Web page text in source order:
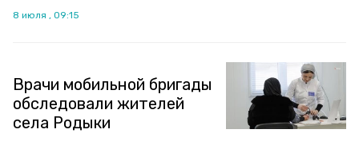
8 июля , 09:15
Врачи мобильной бригады
обследовали жителей
села Родыки